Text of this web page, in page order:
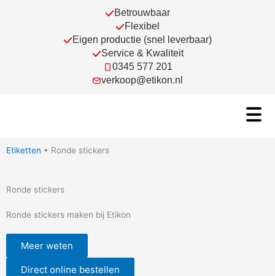
Betrouwbaar
Flexibel
Eigen productie (snel leverbaar)
Service & Kwaliteit
0345 577 201
verkoop@etikon.nl
Etiketten • Ronde stickers
Ronde stickers
Ronde stickers maken bij Etikon
Meer weten
Direct online bestellen